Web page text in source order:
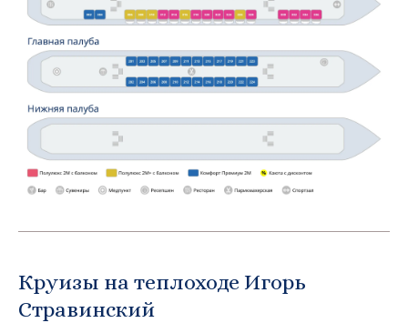
Круизы на теплоходе Игорь
Стравинский